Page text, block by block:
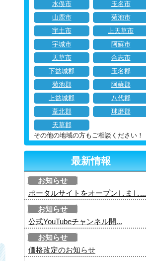
水俣市
玉名市
山鹿市
菊池市
宇土市
上天草市
宇城市
阿蘇市
天草市
合志市
下益城郡
玉名郡
菊池郡
阿蘇郡
上益城郡
八代郡
葦北郡
球磨郡
天草郡
その他の地域の方もご相談ください！
最新情報
お知らせ
ポータルサイトをオープンしまし...
お知らせ
公式YouTubeチャンネル開...
お知らせ
価格改定のお知らせ